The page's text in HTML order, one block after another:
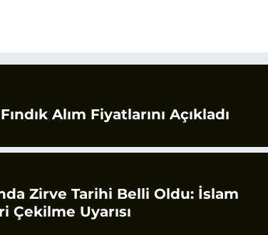
Alım Fiyatlarını Açıkladı
Zirve Tarihi Belli Oldu: İslam
Çekilme Uyarısı